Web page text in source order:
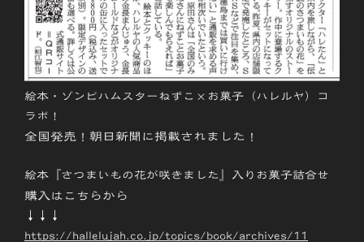
絵本・ゾンビハムスターねずこ×お菓子（ハレルヤ）コ
ラボ！
全国発売！朝日新聞に掲載されました！
絵本『さつまいもの花が咲きました』入りお菓子詰合せ
購入はこちらから
↓↓↓
https://hallelujah.co.jp/topics/book/archives/11